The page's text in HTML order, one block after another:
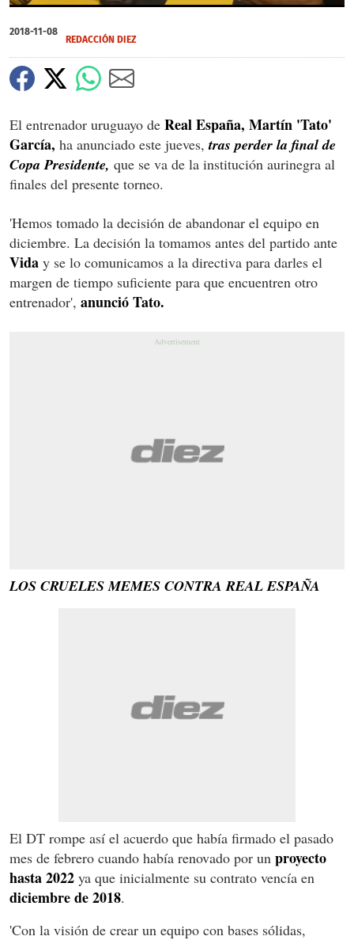
of
2
seconds
2018-11-08
REDACCIÓN DIEZ
El entrenador uruguayo de Real España, Martín 'Tato'
García, ha anunciado este jueves,tras perder la final de
Copa Presidente, que se va de la institución aurinegra al
finales del presente torneo.
'Hemos tomado la decisión de abandonar el equipo en
diciembre. La decisión la tomamos antes del partido ante
Vida y se lo comunicamos a la directiva para darles el
margen de tiempo suficiente para que encuentren otro
entrenador', anunció Tato.
LOS CRUELES MEMES CONTRA REAL ESPAÑA
El DT rompe así el acuerdo que había firmado el pasado
mes de febrero cuando había renovado por un proyecto
hasta 2022 ya que inicialmente su contrato vencía en
diciembre de 2018.
'Con la visión de crear un equipo con bases sólidas,